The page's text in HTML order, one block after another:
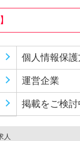
個人情報保
運営企業
掲載をご検
人